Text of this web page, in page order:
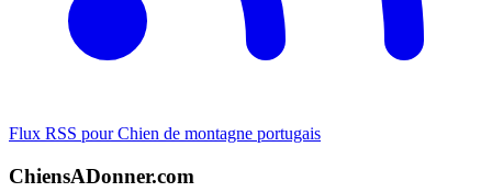
Flux RSS pour Chien de montagne portugais
ChiensADonner.com